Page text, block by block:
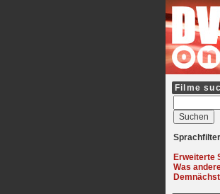
Filme
Erweiterte
Was